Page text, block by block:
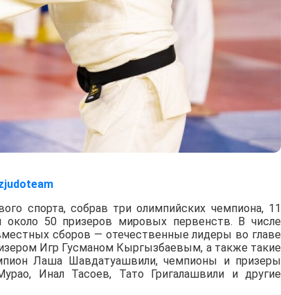
спорта, собрав три олимпийских чемпиона, 11
50 призеров мировых первенств. В числе
сборов — отечественные лидеры во главе
Игр Гусманом Кыргызбаевым, а также такие
Лаша Шавдатуашвили, чемпионы и призеры
Инал Тасоев, Тато Григалашвили и другие